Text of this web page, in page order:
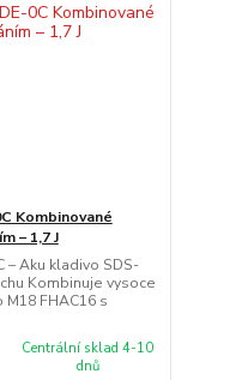
Kombinované
– 1,7 J
– Aku kladivo SDS-
Kombinuje vysoce
FHAC16 s
Centrální sklad 4-10
dnů